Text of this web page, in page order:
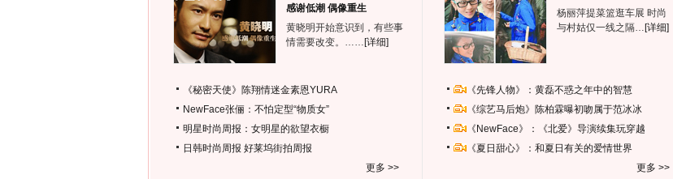
感谢低潮 偶像重生
黄晓明开始意识到，有些事
情需要改变。…… [详细]
《秘密天使》陈翔情迷金素恩YURA
NewFace张俪：不怕定型“物质女”
明星时尚周报：女明星的欲望衣橱
日韩时尚周报 好莱坞街拍周报
更多 >>
杨丽萍提菜篮逛车展 时尚
与村姑仅一线之隔… [详细]
《先锋人物》：黄磊不惑之年中的智慧
《综艺马后炮》陈柏霖曝初吻属于范冰冰
《NewFace》：《北爱》导演续集玩穿越
《夏日甜心》：和夏日有关的爱情世界
更多 >>